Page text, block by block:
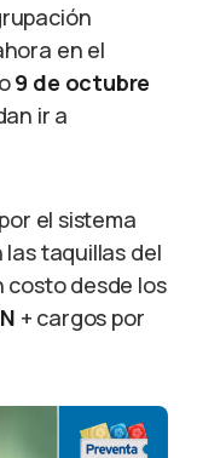
en el
9 de octubre
ir a
el sistema
taquillas del
desde los
+ cargos por